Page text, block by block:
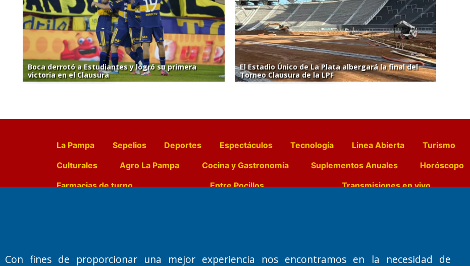
Boca derrotó a Estudiantes y logró su primera
victoria en el Clausura
El Estadio Único de La Plata albergará la final del
Torneo Clausura de la LPF
La Pampa Sepelios Deportes Espectáculos Tecnología Linea Abierta Turismo
Culturales
Agro La Pampa Cocina y Gastronomía Suplementos Anuales Horóscopo
Farmacias de turno
Entre Pocillos Transmisiones en vivo
Primera edición: Domingo 3 de Mayo de 1992
Miembro de ADIRA,ADEPA y CPPAL
Santa Rosa, La Pampa.
Número de Registro DNDA:
Dr. Jorge Ricardo Nemesio
Redacción, Administración,
Con fines de proporcionar una mejor experiencia nos encontramos en la necesidad de